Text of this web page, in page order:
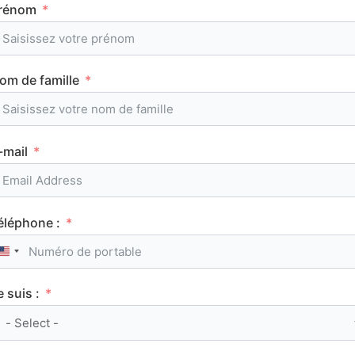
de motivation
Les articles les
de famille
:
United States +1
suis :